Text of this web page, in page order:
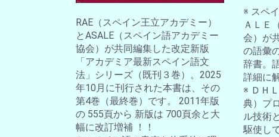
RAE（スペイン王立アカデミー）
とASALE（スペイン語アカデミー
協会）が共同編集した改定新版
「アカデミア最新スペイン語文
法」シリーズ（既刊３巻）。2025
年10月に刊行された本書は、その
第4巻（最終巻）です。 2011年版
の 555頁から 新版は 700頁余と大
幅に改訂増補 ！！
※ スペ
ＡＬＥ
会）が
の語彙
辞書。
詳細に
※ ＤＨ
典）プ
ル技術
駆使し